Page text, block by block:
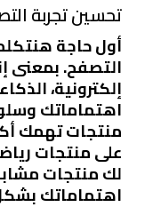
تحسين تجربة
أول حاجة
التصفح. بمعنى
إلكترونية،
اهتماماتك
منتجات تهمك
علىمنتجات
لك منتجات
اهتماماتك